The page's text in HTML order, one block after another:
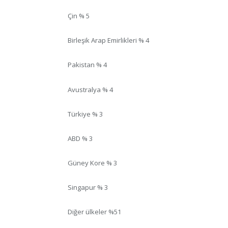
Çin % 5
Birleşik Arap Emirlikleri % 4
Pakistan % 4
Avustralya % 4
Türkiye % 3
ABD % 3
Güney Kore % 3
Singapur % 3
Diğer ülkeler %51